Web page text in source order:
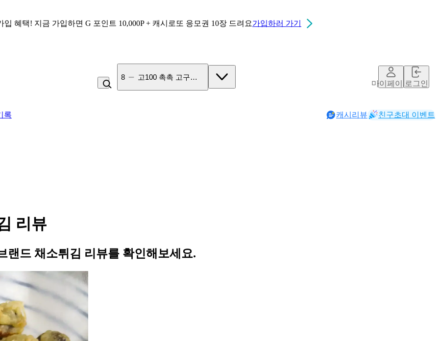
입 혜택! 지금 가입하면 G 포인트 10,000P + 캐시로또 응모권 10장 드려요가입하러 가기
8 고100 촉촉 고구마 스틱
마이페이지로그인
록 캐시리뷰 친구초대 이벤트
리뷰
랜드 채소튀김 리뷰를 확인해보세요.